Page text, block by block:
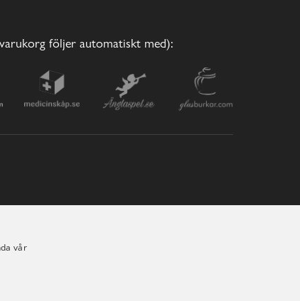
följer automatiskt med):
vår